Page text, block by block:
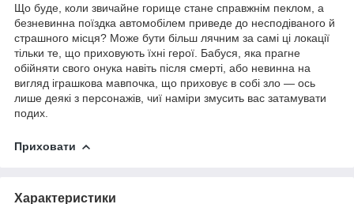
Що буде, коли звичайне горище стане справжнім пеклом, а
безневинна поїздка автомобілем приведе до несподіваного й
страшного місця? Може бути більш лячним за самі ці локації
тільки те, що приховують їхні герої. Бабуся, яка прагне
обійняти свого онука навіть після смерті, або невинна на
вигляд іграшкова мавпочка, що приховує в собі зло — ось
лише деякі з персонажів, чиї наміри змусить вас затамувати
подих.
Приховати
Характеристики